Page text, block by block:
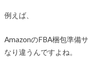
例えば、
AmazonのFBA梱包準備
なり違うんですよね。